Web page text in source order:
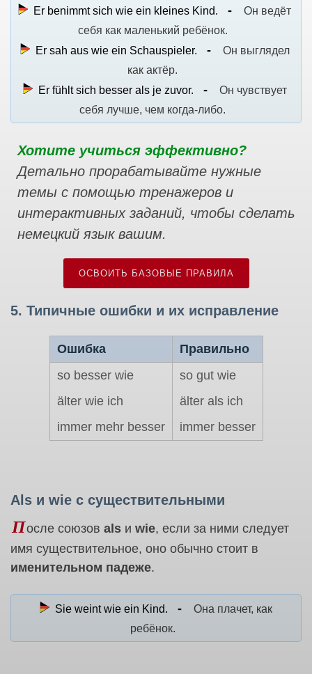
Er benimmt sich wie ein kleines Kind.
Он ведёт
себя как маленький ребёнок.
Er sah aus wie ein Schauspieler.
Он выглядел
как актёр.
Er fühlt sich besser als je zuvor.
Он чувствует
себя лучше, чем когда-либо.
Хотите учиться эффективно?
Детально прорабатывайте нужные
темы с помощью тренажеров и
интерактивных заданий, чтобы сделать
немецкий язык вашим.
ОСВОИТЬ БАЗОВЫЕ ПРАВИЛА
5. Типичные ошибки и их исправление
Ошибка
Правильно
so besser wie
so gut wie
älter wie ich
älter als ich
immer mehr besser
immer besser
Als и wie с существительными
После союзов als и wie, если за ними следует
имя существительное, оно обычно стоит в
именительном падеже.
Sie weint wie ein Kind.
Она плачет, как
ребёнок.